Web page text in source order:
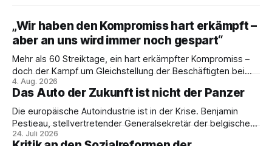
„Wir haben den Kompromiss hart erkämpft –
aber an uns wird immer noch gespart“
Mehr als 60 Streiktage, ein hart erkämpfter Kompromiss –
doch der Kampf um Gleichstellung der Beschäftigten bei
den Vivantes-Töchtern geht weiter. Im Gespräch mit Julia-
C. Stange zieht Nicodem Tomkowiak Bilanz des
Erzwingungsstreiks und formuliert klare Erwartungen an die
Politik.
4. Aug. 2026
Das Auto der Zukunft ist nicht der Panzer
Die europäische Autoindustrie ist in der Krise. Benjamin
Pestieau, stellvertretender Generalsekretär der belgischen
PTB, zeigt, warum das kein technisches Schicksal ist – und
24. Juli 2026